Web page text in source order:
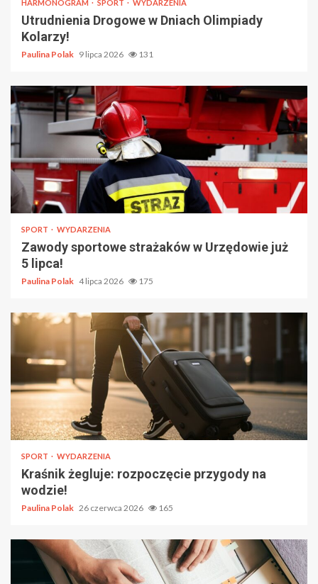
HARMONOGRAM SPORT WYDARZENIA
Utrudnienia Drogowe w Dniach Olimpiady
Kolarzy!
Paulina Polak 9 lipca 2026 131
SPORT WYDARZENIA
Zawody sportowe strażaków w Urzędowie już
5 lipca!
Paulina Polak 4 lipca 2026 175
SPORT WYDARZENIA
Kraśnik żegluje: rozpoczęcie przygody na
wodzie!
Paulina Polak 26 czerwca 2026 165